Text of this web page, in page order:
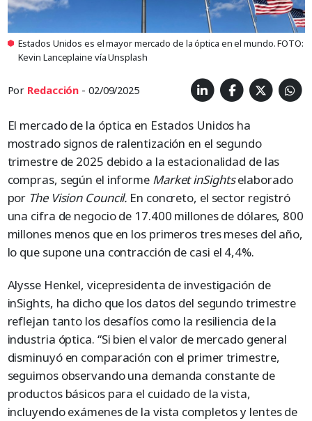
Estados Unidos es el mayor mercado de la óptica en el mundo. FOTO:
Kevin Lanceplaine vía Unsplash
Por Redacción - 02/09/2025
El mercado de la óptica en Estados Unidos ha
mostrado signos de ralentización en el segundo
trimestre de 2025 debido a la estacionalidad de las
compras, según el informe Market inSightselaborado
por The Vision Council. En concreto, el sector registró
una cifra de negocio de 17.400 millones de dólares, 800
millones menos que en los primeros tres meses del año,
lo que supone una contracción de casi el 4,4%.
Alysse Henkel, vicepresidenta de investigación de
inSights, ha dicho que los datos del segundo trimestre
reflejan tanto los desafíos como la resiliencia de la
industria óptica. “Si bien el valor de mercado general
disminuyó en comparación con el primer trimestre,
seguimos observando una demanda constante de
productos básicos para el cuidado de la vista,
incluyendo exámenes de la vista completos y lentes de